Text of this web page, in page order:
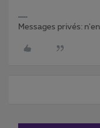
Messages privés: